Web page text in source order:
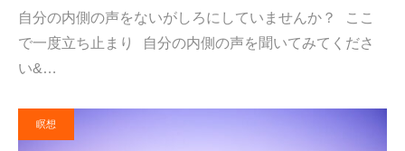
自分の内側の声をないがしろにしていませんか？ ここ
で一度立ち止まり 自分の内側の声を聞いてみてくださ
い&…
瞑想